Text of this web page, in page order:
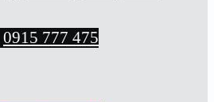
0915 777 475